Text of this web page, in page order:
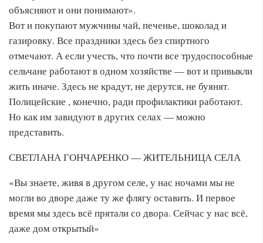
объясняют и они понимают».
Вот и покупают мужчины чай, печенье, шоколад и
газировку. Все праздники здесь без спиртного
отмечают. А если учесть, что почти все трудоспособные
сельчане работают в одном хозяйстве — вот и привыкли
жить иначе. Здесь не крадут, не дерутся, не буянят.
Полицейские , конечно, ради профилактики работают.
Но как им завидуют в других селах — можно
представить.
СВЕТЛАНА ГОНЧАРЕНКО — ЖИТЕЛЬНИЦА СЕЛА
«Вы знаете, живя в другом селе, у нас ночами мы не
могли во дворе даже ту же флягу оставить. И первое
время мы здесь всё прятали со двора. Сейчас у нас всё,
даже дом открытый»